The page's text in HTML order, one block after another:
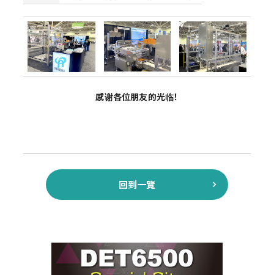
感谢各位朋友的光临！
回到一覽